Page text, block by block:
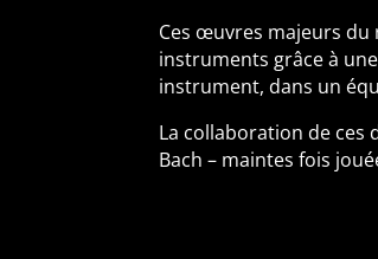
Ces œuvres majeurs du
instruments grâce à
instrument, dans un
La collaboration de ces
Bach – maintes fois